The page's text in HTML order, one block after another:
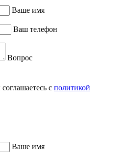
Ваше имя
Ваш телефон
Вопрос
с политикой
Ваше имя